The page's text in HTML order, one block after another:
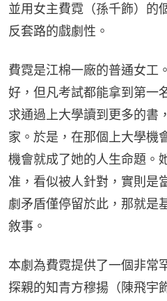
並用女主費霓（孫千飾）的
反套路的戲劇性。
費霓是江棉一廠的普通女工
好，但凡考試都能拿到第一
求通過上大學讀到更多的書
家。於是，在那個上大學機
機會就成了她的人生命題。
准，看似被人針對，實則是
劇矛盾僅停留於此，那就是
敘事。
本劇為費霓提供了一個非
探親的知青方穆揚（陳飛宇